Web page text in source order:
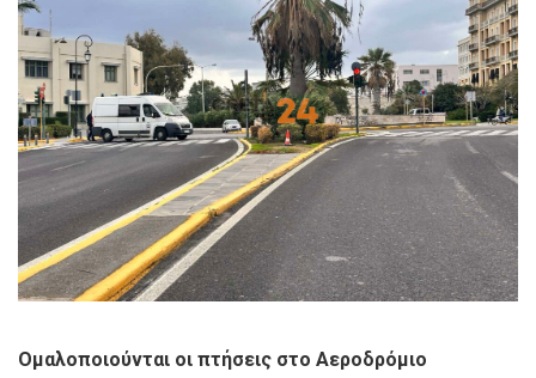
Ομαλοποιούνται οι πτήσεις στο Αεροδρόμιο